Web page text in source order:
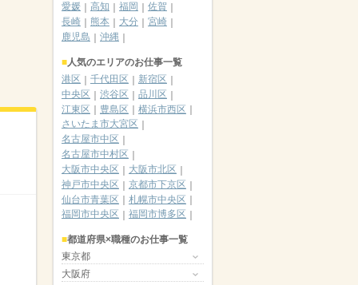
愛媛
高知 福岡
佐賀
長崎
熊本 大分
宮崎
鹿児島
沖縄
人気のエリアのお仕事一覧
港区
千代田区
新宿区
中央区
渋谷区
品川区
江東区
豊島区
横浜市西区
さいたま市大宮区
名古屋市中区
名古屋市中村区
大阪市中央区
大阪市北区
神戸市中央区
京都市下京区
仙台市青葉区
札幌市中央区
福岡市中央区
福岡市博多区
都道府県×職種のお仕事一覧
東京都
大阪府